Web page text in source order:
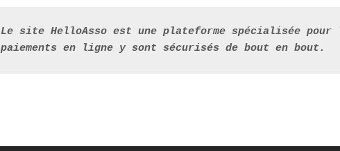
Le site HelloAsso est une plateforme spécialisée
paiements en ligne y sont sécurisés de bout en bout.